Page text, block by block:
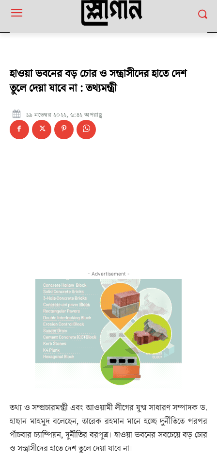
হাওয়া ভবনের বড় চোর ও সন্ত্রাসীদের হাতে দেশ
তুলে দেয়া যাবে না : তথ্যমন্ত্রী
১৯ নভেম্বর ২০২২, ৬:৪২ অপরাহ্ণ
- Advertisement -
তথ্য ও সম্প্রচারমন্ত্রী এবং আওয়ামী লীগের যুগ্ম সাধারণ সম্পাদক ড.
হাছান মাহমুদ বলেছেন, তারেক রহমান মানে হচ্ছে দুর্নীতিতে পরপর
পাঁচবার চ্যাম্পিয়ন, দুর্নীতির বরপুত্র। হাওয়া ভবনের সবচেয়ে বড় চোর
ও সন্ত্রাসীদের হাতে দেশ তুলে দেয়া যাবে না।